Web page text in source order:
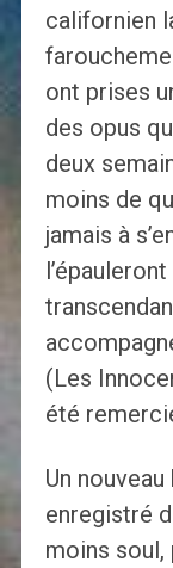
californien
ont prises
des opus
deux
moins de
jamais à
(Les
été
Un
enregistré
moins soul,